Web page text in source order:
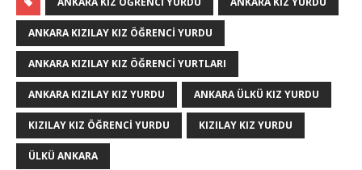
ANKARA KIZILAY KIZ ÖĞRENCI YURDU
ANKARA KIZILAY KIZ ÖĞRENCI YURTLARI
ANKARA KIZILAY KIZ YURDU ANKARA ÜLKÜ KIZ YURDU
KIZILAY KIZ ÖĞRENCI YURDU KIZILAY KIZ YURDU
ÜLKÜ ANKARA